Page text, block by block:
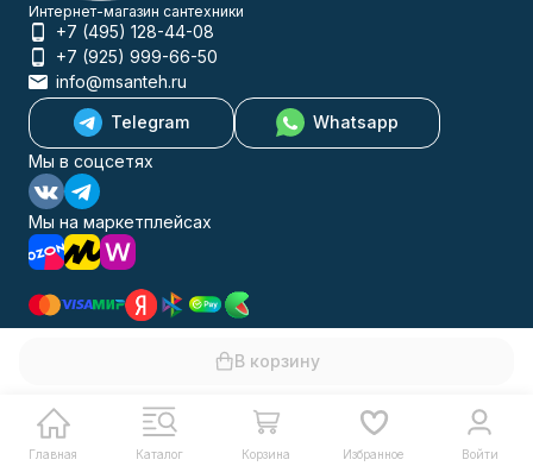
В корзину
Главная Каталог Корзина Избранное Войти
Интернет-магазин сантехники
+7 (495) 128-44-08
+7 (925) 999-66-50
info@msanteh.ru
Telegram
Whatsapp
Мы в соцсетях
Мы на маркетплейсах
Каталог товаров
Политика персональных данных
© 2009-2026 MSANTEH